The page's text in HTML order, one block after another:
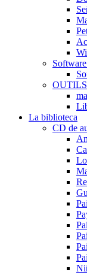
La biblioteca
CD de